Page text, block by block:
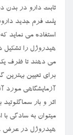
ثابت دارو در بدن
پلت فرم جدید
استفاده می نماید
هیدروژل را تشکیل
می دهند تا ظرف
برای تعیین
آزمایشگاهی مورد
اثر و بار
میتوان به سادگی
هیدروژل در عرض